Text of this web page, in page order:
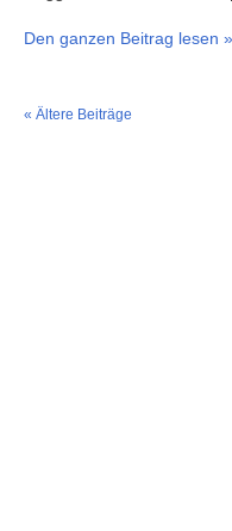
Den ganzen Beitrag lesen »
« Ältere Beiträge